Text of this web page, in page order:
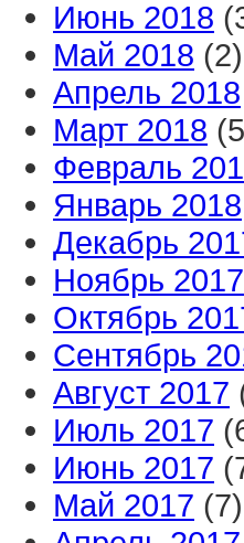
Июнь 2018
Май 2018 (2)
Апрель 2018
Март 2018
Февраль
Январь 2018
Декабрь
Ноябрь 2017
Октябрь
Сентябрь
Август 2017
Июль 2017
Июнь 2017
Май 2017 (7)